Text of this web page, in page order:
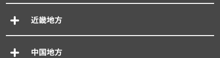
近畿地方
中国地方